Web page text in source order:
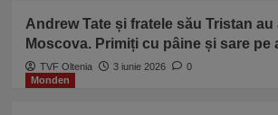
Andrew Tate și fratele său Tristan au
Moscova. Primiți cu pâine și sare pe
TVF Oltenia 3 iunie 2026
0
Monden